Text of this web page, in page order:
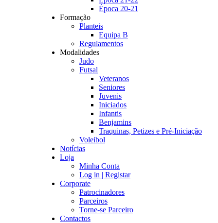
Época 20-21
Formação
Planteis
Equipa B
Regulamentos
Modalidades
Judo
Futsal
Veteranos
Seniores
Juvenis
Iniciados
Infantis
Benjamins
Traquinas, Petizes e Pré-Iniciação
Voleibol
Notícias
Loja
Minha Conta
Log in | Registar
Corporate
Patrocinadores
Parceiros
Torne-se Parceiro
Contactos